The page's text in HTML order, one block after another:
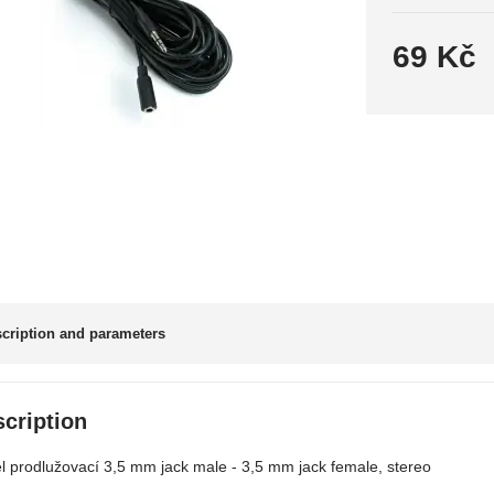
69 Kč
and parameters
prodlužovací 3,5 mm jack male - 3,5 mm jack female, stereo